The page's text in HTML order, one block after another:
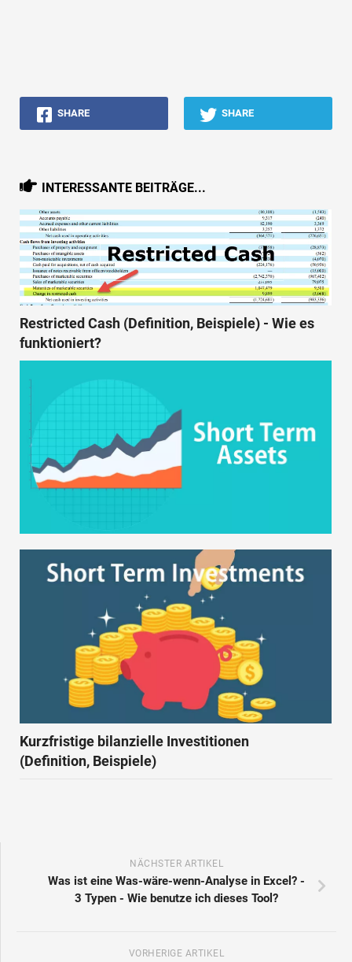
SHARE SHARE
INTERESSANTE BEITRÄGE...
Restricted Cash (Definition, Beispiele) - Wie es
funktioniert?
Kurzfristige bilanzielle Investitionen
(Definition, Beispiele)
NÄCHSTER ARTIKEL
Was ist eine Was-wäre-wenn-Analyse in Excel? -
3 Typen - Wie benutze ich dieses Tool?
VORHERIGE ARTIKEL